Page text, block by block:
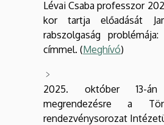
Lévai Csaba professzor
kor tartja előadását
rabszolgaság
címmel. (Meghívó)
2025. október 13-
megrendezésre a
rendezvénysorozat